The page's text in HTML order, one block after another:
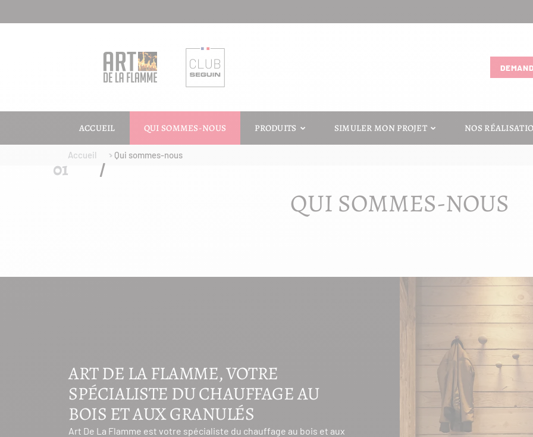
ACCUEIL QUI SOMMES-NOUS PRODUITS SIMULER MON PROJET NOS
Accueil Qui sommes-nous
QUI SOMMES-NOUS
ART DE LA FLAMME, VOTRE
SPÉCIALISTE DU CHAUFFAGE AU
BOIS ET AUX GRANULÉS
Art De La Flamme est votre spécialiste du chauffage au bois et aux